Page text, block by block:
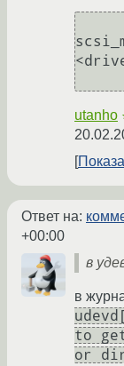
utanho
Ответ на:
+00:00
в
в
to
or